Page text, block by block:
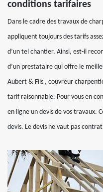
conditions tarifaires
Dans le cadre des travaux de
appliquent toujours des tarifs
d’un tel chantier. Ainsi, est-il
d’un prestataire qui offre le
Aubert & Fils , couvreur
tarif raisonnable. Pour vous en
en ligne un devis de vos travaux.
devis. Le devis ne vaut pas